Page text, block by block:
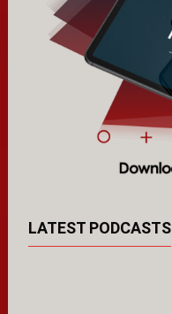
LATEST PODCASTS